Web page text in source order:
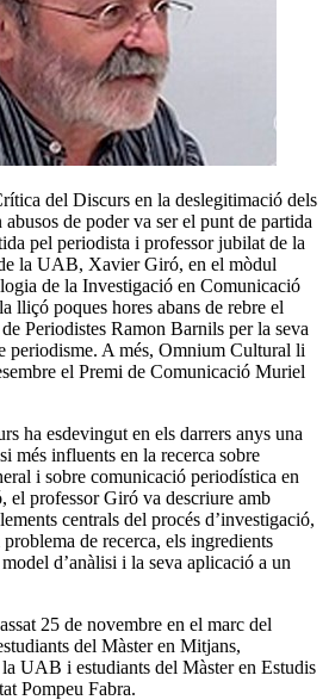
del Discurs en la deslegitimació dels
de poder va ser el punt de partida
pel periodista i professor jubilat de la
la UAB, Xavier Giró, en el mòdul
de la Investigació en Comunicació
poques hores abans de rebre el
Periodistes Ramon Barnils per la seva
periodisme. A més, Omnium Cultural li
el Premi de Comunicació Muriel
ha esdevingut en els darrers anys una
més influents en la recerca sobre
i sobre comunicació periodística en
el professor Giró va descriure amb
centrals del procés d’investigació,
de recerca, els ingredients
d’anàlisi i la seva aplicació a un
25 de novembre en el marc del
del Màster en Mitjans,
UAB i estudiants del Màster en Estudis
Pompeu Fabra.